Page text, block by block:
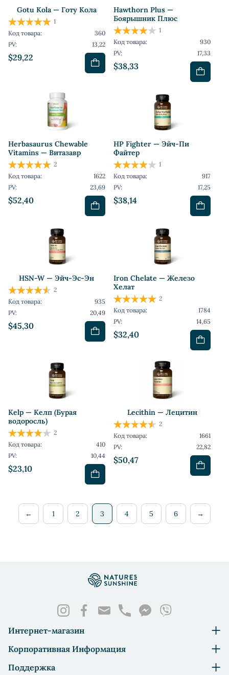
Gotu Kola — Готу Кола
$29,22
1
Код товара:
360
PV:
13,22
Hawthorn Plus —
Боярышник Плюс
$38,33
1
Код товара:
930
PV:
17,33
Herbasaurus Сhewable
Vitamins — Витазавр
$52,40
2
Код товара:
1622
PV:
23,69
HP Fighter — Эйч-Пи
Файтер
$38,14
1
Код товара:
917
PV:
17,25
HSN-W — Эйч-Эс-Эн
$45,30
2
Код товара:
935
PV:
20,49
Iron Chelate — Железо
Хелат
$32,40
2
Код товара:
1784
PV:
14,65
Kelp — Келп (Бурая
водоросль)
$23,10
2
Код товара:
410
PV:
10,44
Lecithin — Лецитин
$50,47
2
Код товара:
1661
PV:
22,82
← 1 2 3 4 5 6 →
Интернет-магазин
Корпоративная Информация
Поддержка